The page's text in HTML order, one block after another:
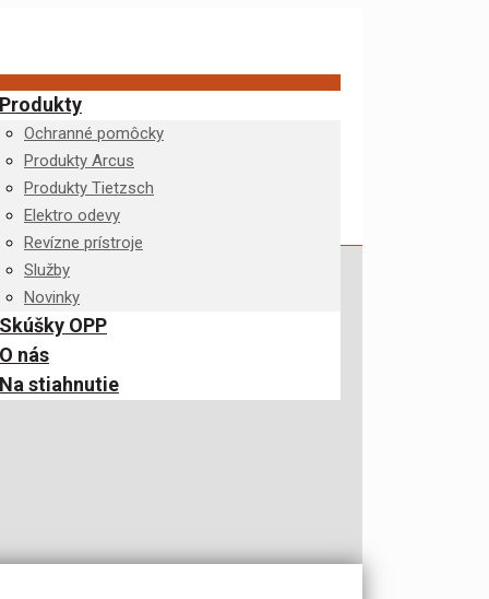
Produkty
Ochranné pomôcky
Produkty Arcus
Produkty Tietzsch
Elektro odevy
Revízne prístroje
Služby
Novinky
Skúšky OPP
O nás
Na stiahnutie